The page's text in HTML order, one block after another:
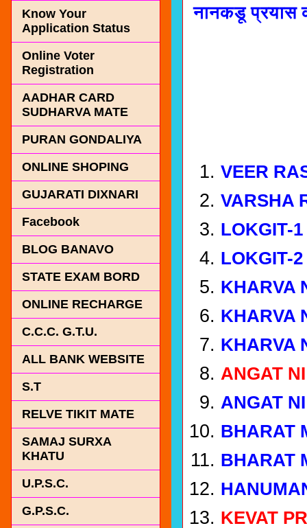
नानकडू प्रयास
VEER
VARSHA
LOKGIT-1
LOKGIT-2
KHARVA
KHARVA
KHARVA
ANGAT
ANGAT
BHARAT
BHARAT
KEVAT
Know Your
Application Status
Online Voter
Registration
AADHAR CARD
SUDHARVA MATE
PURAN GONDALIYA
ONLINE SHOPING
GUJARATI DIXNARI
Facebook
BLOG BANAVO
STATE EXAM BORD
ONLINE RECHARGE
C.C.C. G.T.U.
ALL BANK WEBSITE
S.T
RELVE TIKIT MATE
SAMAJ SURXA
KHATU
U.P.S.C.
G.P.S.C.